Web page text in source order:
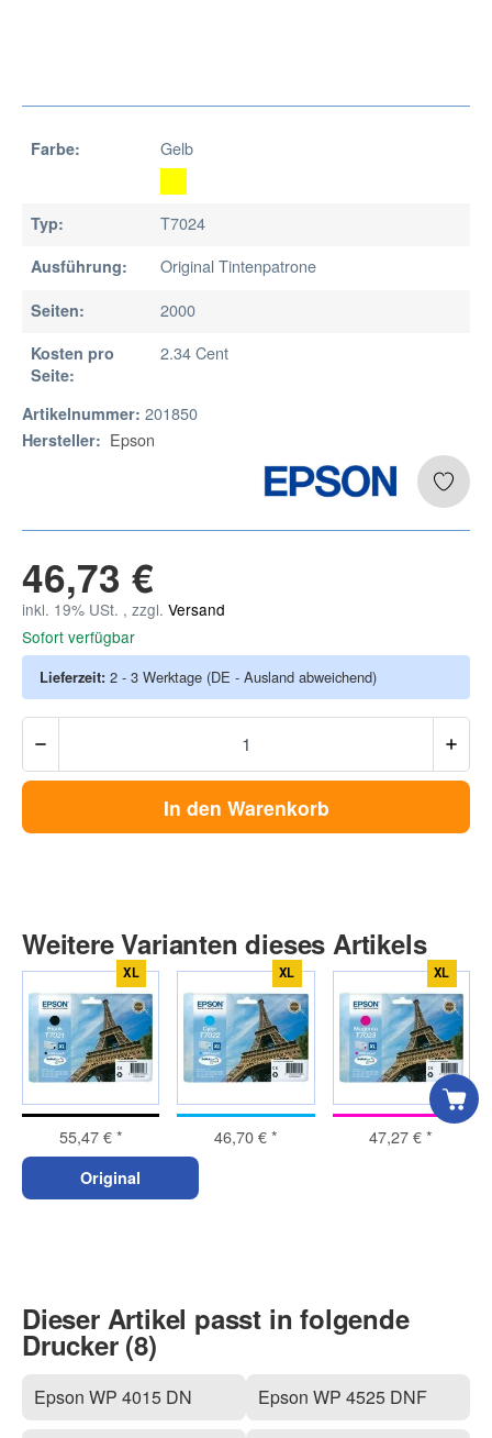
Farbe: Gelb
Typ: T7024
Ausführung: Original Tintenpatrone
Seiten: 2000
Kosten pro
Seite:
2.34 Cent
Artikelnummer: 201850
Hersteller: Epson
46,73 €
inkl. 19% USt. , zzgl. Versand
Sofort verfügbar
Lieferzeit: 2 - 3 Werktage (DE - Ausland abweichend)
In den Warenkorb
Weitere Varianten dieses Artikels
XL
55,47 €*
XL
46,70 €*
XL
47,27 €*
Original
Dieser Artikel passt in folgende
Drucker (8)
Epson WP 4015 DN Epson WP 4525 DNF